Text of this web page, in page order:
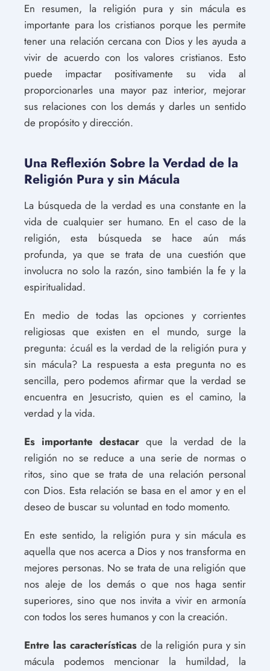
En resumen, la religión pura y sin mácula es
importante para los cristianos porque les permite
tener una relación cercana con Dios y les ayuda a
vivir de acuerdo con los valores cristianos. Esto
puede impactar positivamente su vida al
proporcionarles una mayor paz interior, mejorar
sus relaciones con los demás y darles un sentido
de propósito y dirección.
Una Reflexión Sobre la Verdad de la
Religión Pura y sin Mácula
La búsqueda de la verdad es una constante en la
vida de cualquier ser humano. En el caso de la
religión, esta búsqueda se hace aún más
profunda, ya que se trata de una cuestión que
involucra no solo la razón, sino también la fe y la
espiritualidad.
En medio de todas las opciones y corrientes
religiosas que existen en el mundo, surge la
pregunta: ¿cuál es la verdad de la religión pura y
sin mácula? La respuesta a esta pregunta no es
sencilla, pero podemos afirmar que la verdad se
encuentra en Jesucristo, quien es el camino, la
verdad y la vida.
Es importante destacar que la verdad de la
religión no se reduce a una serie de normas o
ritos, sino que se trata de una relación personal
con Dios. Esta relación se basa en el amor y en el
deseo de buscar su voluntad en todo momento.
En este sentido, la religión pura y sin mácula es
aquella que nos acerca a Dios y nos transforma en
mejores personas. No se trata de una religión que
nos aleje de los demás o que nos haga sentir
superiores, sino que nos invita a vivir en armonía
con todos los seres humanos y con la creación.
Entre las característicasde la religión pura y sin
mácula podemos mencionar la humildad, la